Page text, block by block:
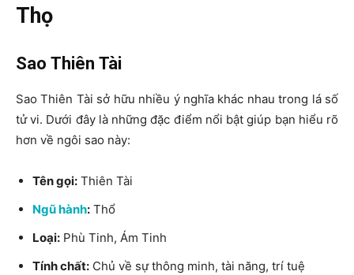
Thọ
Sao Thiên Tài
Sao Thiên Tài sở hữu nhiều ý nghĩa khác nhau trong lá số
tử vi. Dưới đây là những đặc điểm nổi bật giúp bạn hiểu rõ
hơn về ngôi sao này:
Tên gọi: Thiên Tài
Ngũ hành: Thổ
Loại: Phù Tinh, Ám Tinh
Tính chất: Chủ về sự thông minh, tài năng, trí tuệ